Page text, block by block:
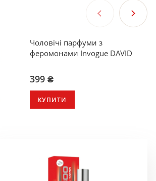
Чоловічі парфуми з
феромонами Invogue DAVID
399 ₴
КУПИТИ